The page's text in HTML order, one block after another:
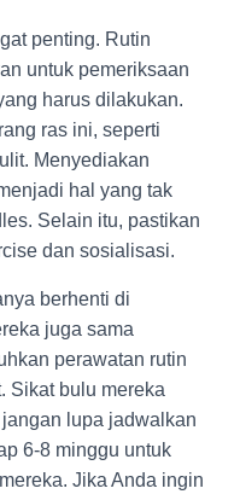
penting. Rutin
untuk pemeriksaan
harus dilakukan.
ras ini, seperti
Menyediakan
hal yang tak
Selain itu, pastikan
dan sosialisasi.
berhenti di
juga sama
perawatan rutin
Sikat bulu mereka
lupa jadwalkan
6-8 minggu untuk
Jika Anda ingin